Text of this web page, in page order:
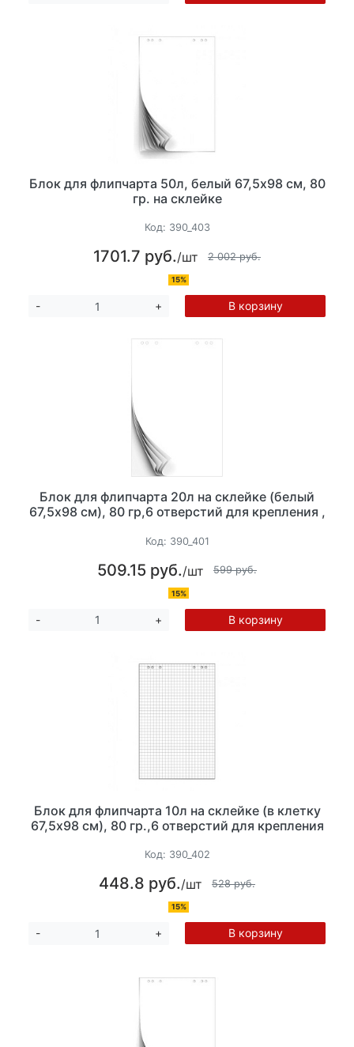
Блок для флипчарта 50л, белый 67,5х98 см, 80
гр. на склейке
Код: 390_403
1701.7 руб./шт 2 002 руб.
15%
- + В корзину
Блок для флипчарта 20л на склейке (белый
67,5х98 см), 80 гр,6 отверстий для крепления ,
Код: 390_401
509.15 руб./шт 599 руб.
15%
- + В корзину
Блок для флипчарта 10л на склейке (в клетку
67,5х98 см), 80 гр.,6 отверстий для крепления
Код: 390_402
448.8 руб./шт 528 руб.
15%
- + В корзину